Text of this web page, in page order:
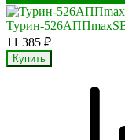
Турин-
11 385 ₽